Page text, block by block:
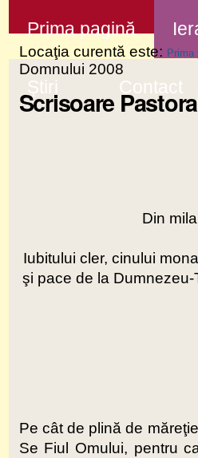
la
conţinut
Sari
Prima pagină
Știri Contact
Locaţia curentă este: Prima
Domnului 2008
Scrisoare
Din
Iubitului cler, cinului
şi pace de la
Pe cât de plină de
Se Fiul Omului, pentru